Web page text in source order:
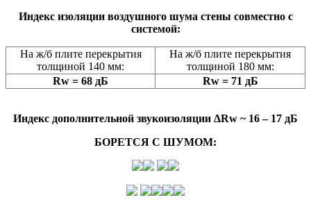
Индекс изоляции воздушного шума стены совместно с
системой:
На ж/б плите перекрытия
толщиной 140 мм:
На ж/б плите перекрытия
толщиной 180 мм:
Rw = 68 дБ
Rw = 71 дБ
Индекс дополнительной звукоизоляции ΔRw ~ 16 – 17 дБ
БОРЕТСЯ С ШУМОМ: